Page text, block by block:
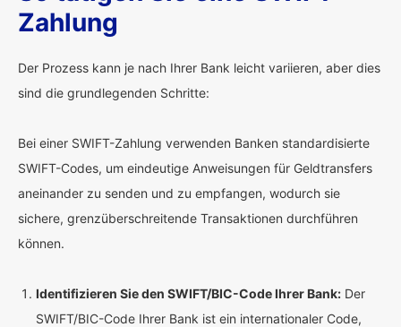
Zahlung
Der Prozess kann je nach Ihrer Bank leicht variieren, aber dies
sind die grundlegenden Schritte:
Bei einer SWIFT-Zahlung verwenden Banken standardisierte
SWIFT-Codes, um eindeutige Anweisungen für Geldtransfers
aneinander zu senden und zu empfangen, wodurch sie
sichere, grenzüberschreitende Transaktionen durchführen
können.
Identifizieren Sie den SWIFT/BIC-Code Ihrer Bank: Der
SWIFT/BIC-Code Ihrer Bank ist ein internationaler Code,